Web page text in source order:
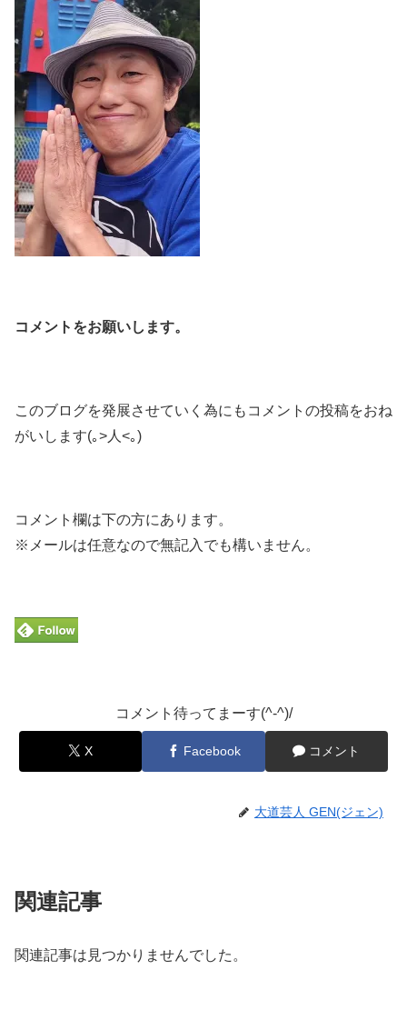
コメントをお願いします。
このブログを発展させていく為にもコメントの投稿をおね
がいします(｡>人<｡)
コメント欄は下の方にあります。
※メールは任意なので無記入でも構いません。
コメント待ってまーす(^-^)/
X Facebook コメント
大道芸人 GEN(ジェン)
関連記事
関連記事は見つかりませんでした。